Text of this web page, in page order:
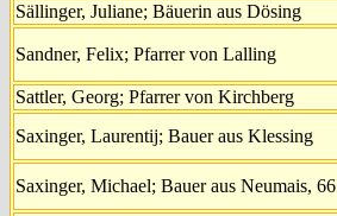
Sällinger, Juliane; Bäuerin aus Dösing
Sandner, Felix; Pfarrer von Lalling
Sattler, Georg; Pfarrer von Kirchberg
Saxinger, Laurentij; Bauer aus Klessing
Saxinger, Michael; Bauer aus Neumais, 66